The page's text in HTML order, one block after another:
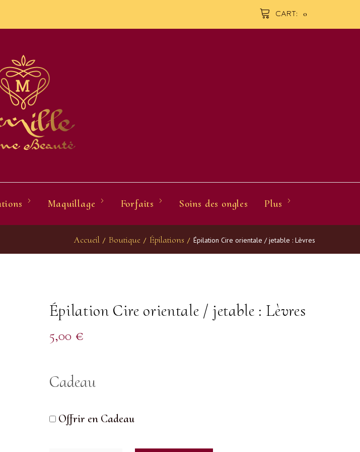
CART: 0
Maquillage Forfaits Soins des ongles Plus
Accueil / Boutique / Épilations / Épilation Cire orientale / jetable : Lèvres
Épilation Cire orientale / jetable : Lèvres
5,00 €
Cadeau
Offrir en Cadeau